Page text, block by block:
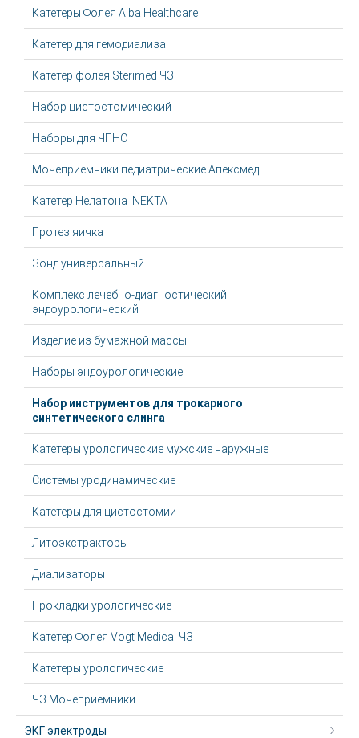
Катетеры Фолея Alba Healthcare
Катетер для гемодиализа
Катетер фолея Sterimed ЧЗ
Набор цистостомический
Наборы для ЧПНС
Мочеприемники педиатрические Апексмед
Катетер Нелатона INEKTA
Протез яичка
Зонд универсальный
Комплекс лечебно-диагностический
эндоурологический
Изделие из бумажной массы
Наборы эндоурологические
Набор инструментов для трокарного
синтетического слинга
Катетеры урологические мужские наружные
Системы уродинамические
Катетеры для цистостомии
Литоэкстракторы
Диализаторы
Прокладки урологические
Катетер Фолея Vogt Medical ЧЗ
Катетеры урологические
ЧЗ Мочеприемники
ЭКГ электроды